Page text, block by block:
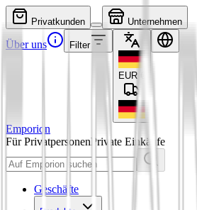
Privatkunden Unternehmen
Über uns Filter
EUR
Emporion
Für PrivatpersonenPrivate Einkäufe
Geschäfte